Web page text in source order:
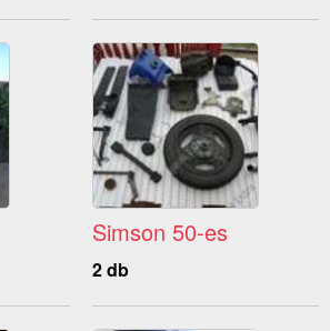
Simson 50-es
2 db